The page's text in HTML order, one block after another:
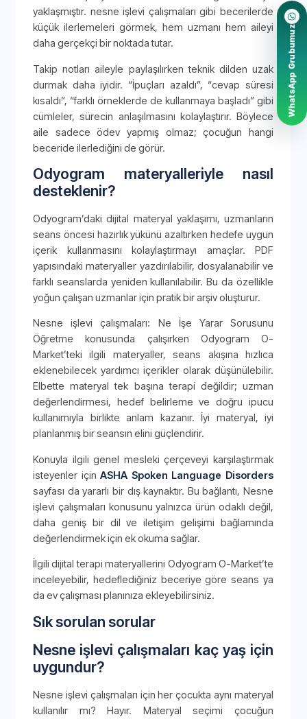
yaklaşmıştır. nesne işlevi çalışmaları gibi becerilerde
küçük ilerlemeleri görmek, hem uzmanı hem aileyi
daha gerçekçi bir noktada tutar.
Takip notları aileyle paylaşılırken teknik dilden uzak
durmak daha iyidir. “İpuçları azaldı”, “cevap süresi
kısaldı”, “farklı örneklerde de kullanmaya başladı” gibi
cümleler, sürecin anlaşılmasını kolaylaştırır. Böylece
aile sadece ödev yapmış olmaz; çocuğun hangi
beceride ilerlediğini de görür.
Odyogram materyalleriyle nasıl
desteklenir?
Odyogram’daki dijital materyal yaklaşımı, uzmanların
seans öncesi hazırlık yükünü azaltırken hedefe uygun
içerik kullanmasını kolaylaştırmayı amaçlar. PDF
yapısındaki materyaller yazdırılabilir, dosyalanabilir ve
farklı seanslarda yeniden kullanılabilir. Bu da özellikle
yoğun çalışan uzmanlar için pratik bir arşiv oluşturur.
Nesne işlevi çalışmaları: Ne İşe Yarar Sorusunu
Öğretme konusunda çalışırken Odyogram O-
Market’teki ilgili materyaller, seans akışına hızlıca
eklenebilecek yardımcı içerikler olarak düşünülebilir.
Elbette materyal tek başına terapi değildir; uzman
değerlendirmesi, hedef belirleme ve doğru ipucu
kullanımıyla birlikte anlam kazanır. İyi materyal, iyi
planlanmış bir seansın elini güçlendirir.
Konuyla ilgili genel mesleki çerçeveyi karşılaştırmak
isteyenler içinASHA Spoken Language Disorders
sayfası da yararlı bir dış kaynaktır. Bu bağlantı, Nesne
işlevi çalışmaları konusunu yalnızca ürün odaklı değil,
daha geniş bir dil ve iletişim gelişimi bağlamında
değerlendirmek için ek okuma sağlar.
İlgili dijital terapi materyallerini Odyogram O-Market’te
inceleyebilir, hedeflediğiniz beceriye göre seans ya
da ev çalışması planınıza ekleyebilirsiniz.
Sık sorulan sorular
Nesne işlevi çalışmaları kaç yaş için
uygundur?
Nesne işlevi çalışmaları için her çocukta aynı materyal
kullanılır mı? Hayır. Materyal seçimi çocuğun
WhatsApp Grubumuz